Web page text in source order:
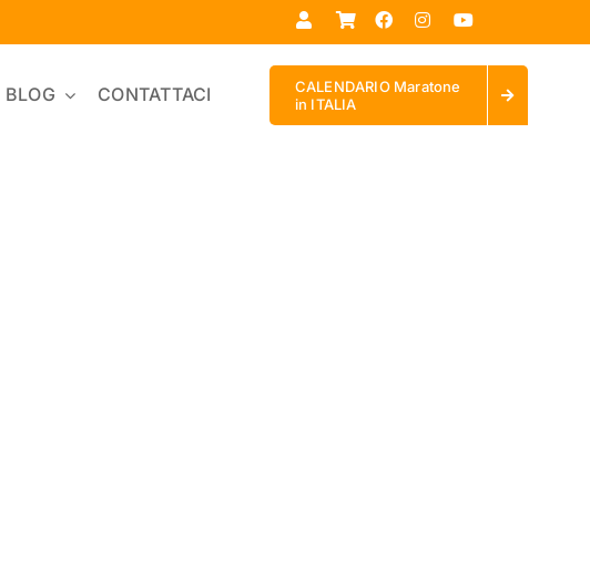
BLOG CONTATTACI
CALENDARIO Maratone
in ITALIA